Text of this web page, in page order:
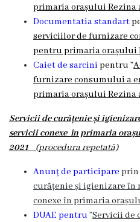
primariaorașului Rezina
Documentatia standart
serviciilor de furnizare
pentru primariaorașului
Caiet de sarcini pentru ”
furnizare consumului a
primariaorașului Rezina
Servicii de curățenie și
servicii conexe în primaria
2021 (procedura repetată)
Anunț de participare prin
curățenie și igienizare în
conexe în primaria
DUAE pentru ”Servicii de